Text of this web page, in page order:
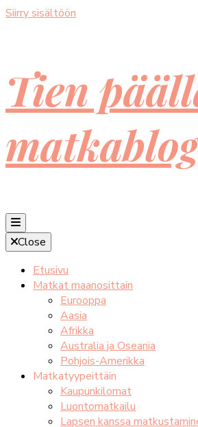
Siirry sisältöön
Tien
Close
Etusivu
Matkat maanosittain
Eurooppa
Aasia
Afrikka
Australia ja Oseania
Pohjois-Amerikka
Matkatyypeittäin
Kaupunkilomat
Luontomatkailu
Lapsen kanssa